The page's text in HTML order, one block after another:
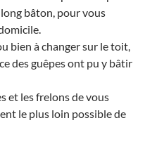
bâton, pour vous
bien à changer sur le toit,
des guêpes ont pu y bâtir
et les frelons de vous
le plus loin possible de